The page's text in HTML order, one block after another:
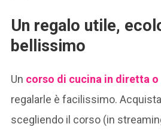
Un regalo utile,
bellissimo
Un corso di cucina in diretta
regalarle è facilissimo.
scegliendo il corso (in